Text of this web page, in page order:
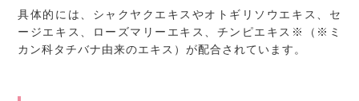
具体的には、シャクヤクエキスやオトギリソウエキス、セ
ージエキス、ローズマリーエキス、チンピエキス※（※ミ
カン科タチバナ由来のエキス）が配合されています。